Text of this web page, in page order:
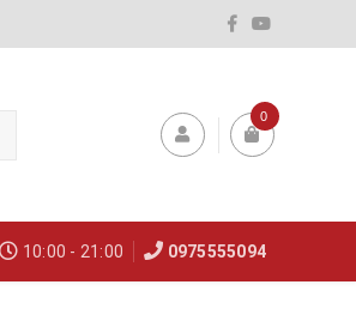
0
10:00 - 21:00 0975555094